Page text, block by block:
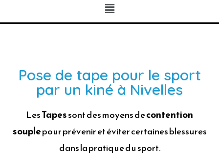
Pose de tape pour le sport
par un kiné à Nivelles
LesTapessont des moyens decontention
souplepour prévenir et éviter certaines blessures
dans la pratique du sport.